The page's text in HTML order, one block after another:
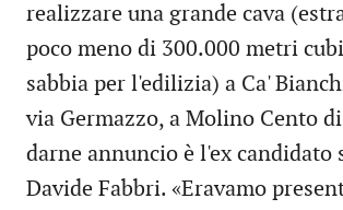
realizzare una grande cava
poco meno di 300.000 metri
sabbia per l'edilizia) a Ca'
via Germazzo, a Molino Cento di
darne annuncio è l'ex candidato
Davide Fabbri. «Eravamo